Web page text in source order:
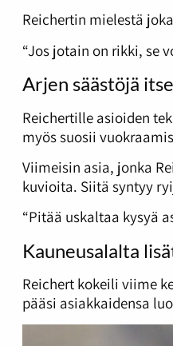
Reichertin mielestä
“Jos jotain on rikki, se
Arjen säästöjä
Reichertille asioiden
myös suosii
Viimeisin asia, jonka
kuvioita. Siitä syntyy
“Pitää uskaltaa kysyä
Kauneusalalta
Reichert kokeili viime
pääsi asiakkaidensa